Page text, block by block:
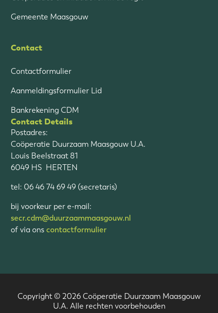
Gemeente Maasgouw
Contact
Contactformulier
Aanmeldingsformulier Lid
Bankrekening CDM
Contact Details
Postadres:
Coöperatie Duurzaam Maasgouw U.A.
Louis Beelstraat 81
6049 HS HERTEN
tel: 06 46 74 69 49 (secretaris)
bij voorkeur per e-mail:
secr.cdm@duurzaammaasgouw.nl
of via onscontactformulier
Copyright © 2026 Coöperatie Duurzaam Maasgouw
U.A. Alle rechten voorbehouden